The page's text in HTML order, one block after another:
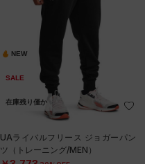
NEW
SALE
在庫残り僅か
UAライバルフリース ジョガーパン
ツ（トレーニング/MEN）